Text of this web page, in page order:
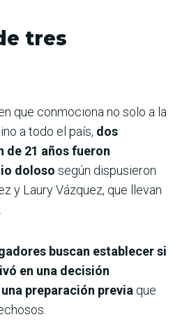
tres
que conmociona no solo a la
a todo el país, dos
de 21 años fueron
doloso según dispusieron
y Laury Vázquez, que llevan
buscan establecer si
en una decisión
preparación previa que